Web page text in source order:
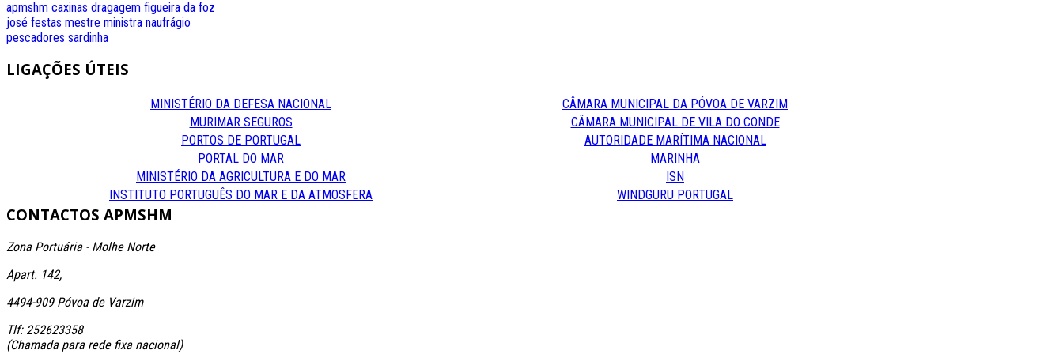
apmshm caxinas dragagem figueira da foz
josé festas mestre ministra naufrágio
pescadores sardinha
LIGAÇÕES ÚTEIS
MINISTÉRIO DA DEFESA NACIONAL
CÂMARA MUNICIPAL DA PÓVOA DE VARZIM
MURIMAR SEGUROS
CÂMARA MUNICIPAL DE VILA DO CONDE
PORTOS DE PORTUGAL
AUTORIDADE MARÍTIMA NACIONAL
PORTAL DO MAR
MARINHA
MINISTÉRIO DA AGRICULTURA E DO MAR
ISN
INSTITUTO PORTUGUÊS DO MAR E DA ATMOSFERA
WINDGURU PORTUGAL
CONTACTOS APMSHM
Zona Portuária - Molhe Norte
Apart. 142,
4494-909 Póvoa de Varzim
Tlf: 252623358
(Chamada para rede fixa nacional)